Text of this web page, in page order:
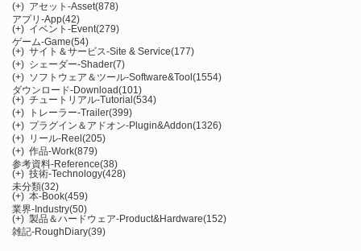
(+) アセット-Asset(878)
アプリ-App(42)
(+) イベント-Event(279)
ゲーム-Game(54)
(+) サイト＆サービス-Site & Service(177)
(+) シェーダー-Shader(7)
(+) ソフトウェア＆ツール-Software&Tool (1554)
ダウンロード-Download(101)
(+) チュートリアル-Tutorial (534)
(+)
トレーラー-Trailer(399)
(+) プラグイン＆アドオン-Plugin&Addon(1326)
(+) リール-Reel (205)
(+) 作品-Work(879)
参考資料-Reference(38)
(+) 技術-Technology(428)
未分類(32)
(+) 本-Book(459)
業界-Industry(50)
(+) 製品＆ハードウェア-Product&Hardware(152)
雑記-RoughDiary(39)